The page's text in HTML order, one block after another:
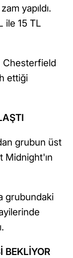
yapıldı.
ile 15 TL
Chesterfield
ettiği
grubun üst
Midnight'ın
grubundaki
BEKLİYOR